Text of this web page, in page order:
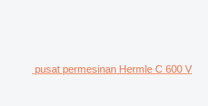
pusat permesinan Hermle C 600 V